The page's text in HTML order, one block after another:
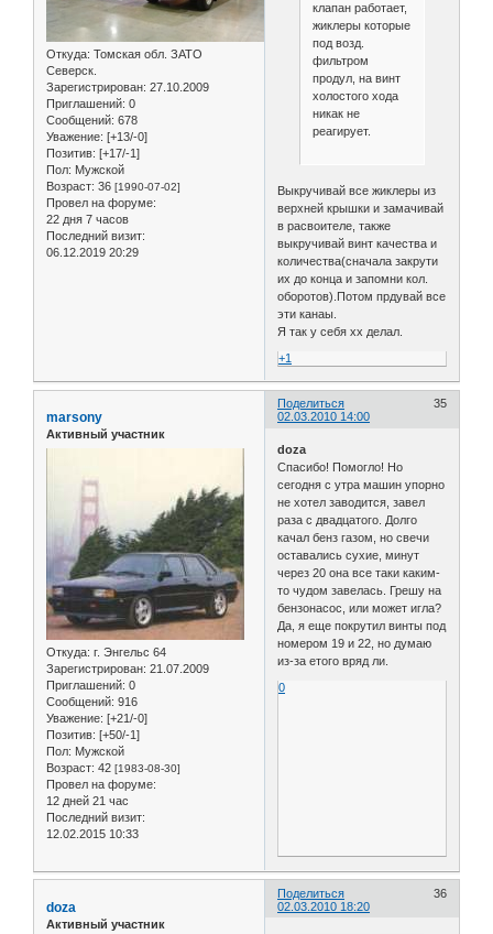
Откуда: Томская обл. ЗАТО
Северск.
Зарегистрирован: 27.10.2009
Приглашений: 0
Сообщений: 678
Уважение: [+13/-0]
Позитив: [+17/-1]
Пол: Мужской
Возраст: 36 [1990-07-02]
Провел на форуме:
22 дня 7 часов
Последний визит:
06.12.2019 20:29
клапан работает,
жиклеры которые
под возд.
фильтром
продул, на винт
холостого хода
никак не
реагирует.
Выкручивай все жиклеры из
верхней крышки и замачивай
в расвоителе, также
выкручивай винт качества и
количества(сначала закрути
их до конца и запомни кол.
оборотов).Потом прдувай все
эти канаы.
Я так у себя хх делал.
+1
Поделиться
35
02.03.2010 14:00
marsony
Активный участник
Откуда: г. Энгельс 64
Зарегистрирован: 21.07.2009
Приглашений: 0
Сообщений: 916
Уважение: [+21/-0]
Позитив: [+50/-1]
Пол: Мужской
Возраст: 42 [1983-08-30]
Провел на форуме:
12 дней 21 час
Последний визит:
12.02.2015 10:33
doza
Спасибо! Помогло! Но
сегодня с утра машин упорно
не хотел заводится, завел
раза с двадцатого. Долго
качал бенз газом, но свечи
оставались сухие, минут
через 20 она все таки каким-
то чудом завелась. Грешу на
бензонасос, или может игла?
Да, я еще покрутил винты под
номером 19 и 22, но думаю
из-за етого вряд ли.
0
Поделиться
36
02.03.2010 18:20
doza
Активный участник